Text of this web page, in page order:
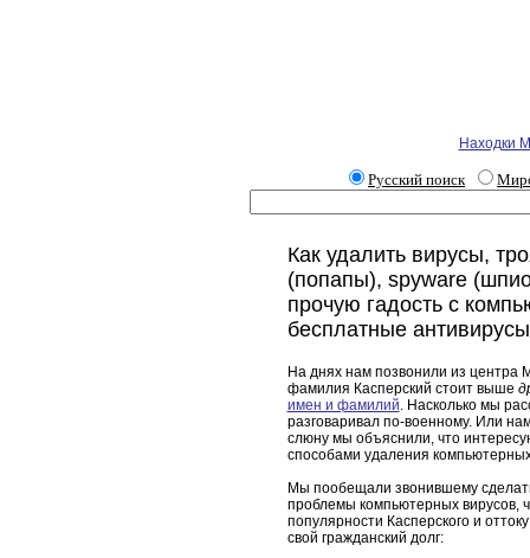
Находки
Русский поиск
Как удалить вирусы,
(попапы), spyware
прочую гадость с
бесплатные антивирусы
На днях нам позвонили из центра
фамилия Касперский стоит выше
имен и фамилий. Насколько мы
разговаривал по-военному. Или
слюну мы объяснили, что
способами удаления
Мы пообещали звонившему
проблемы компьютерных вирусов,
популярности Касперского и
свой гражданский долг: